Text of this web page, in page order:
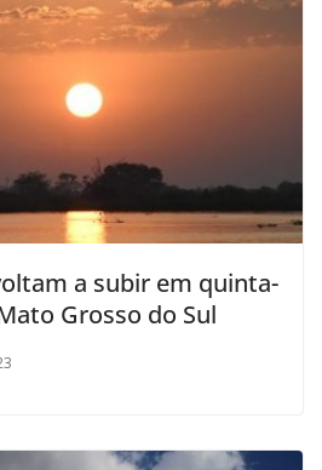
a subir em quinta-
Grosso do Sul